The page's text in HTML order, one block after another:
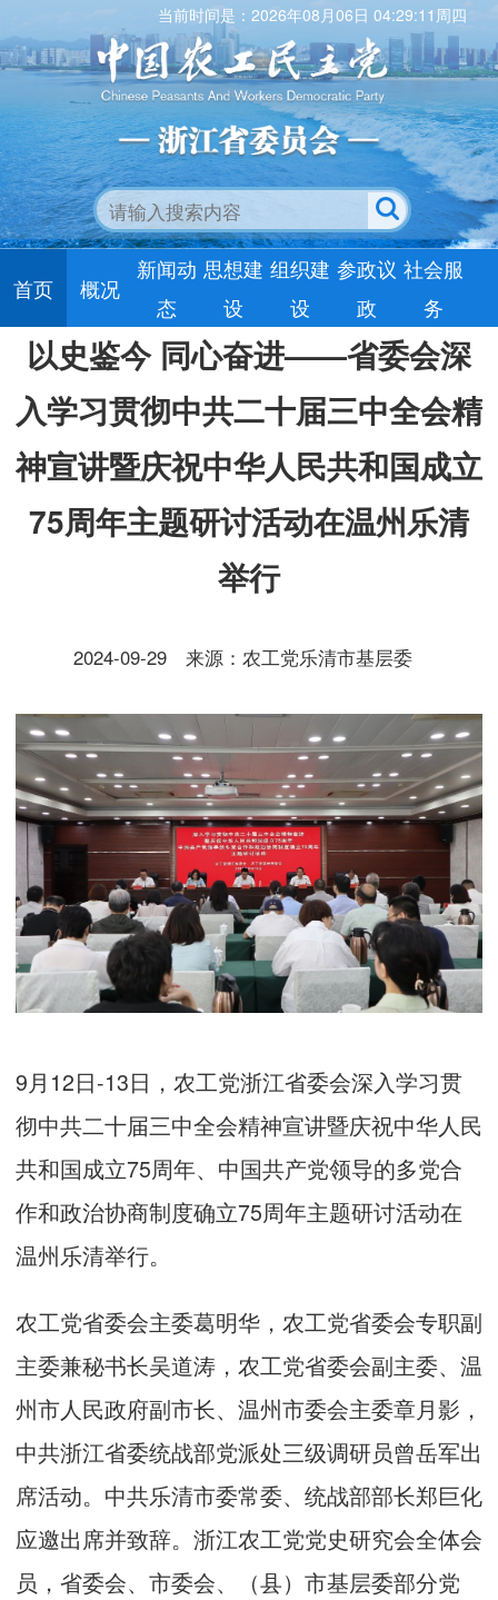
当前时间是：2026年08月06日 04:29:12周四
首页 概况
新闻动
态
思想建
设
组织建
设
参政议
政
社会服
务
以史鉴今 同心奋进——省委会深
入学习贯彻中共二十届三中全会精
神宣讲暨庆祝中华人民共和国成立
75周年主题研讨活动在温州乐清
举行
2024-09-29 来源：农工党乐清市基层委
9月12日-13日，农工党浙江省委会深入学习贯
彻中共二十届三中全会精神宣讲暨庆祝中华人民
共和国成立75周年、中国共产党领导的多党合
作和政治协商制度确立75周年主题研讨活动在
温州乐清举行。
农工党省委会主委葛明华，农工党省委会专职副
主委兼秘书长吴道涛，农工党省委会副主委、温
州市人民政府副市长、温州市委会主委章月影，
中共浙江省委统战部党派处三级调研员曾岳军出
席活动。中共乐清市委常委、统战部部长郑巨化
应邀出席并致辞。浙江农工党党史研究会全体会
员，省委会、市委会、（县）市基层委部分党